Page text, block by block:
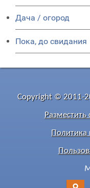
Дача / огород
Пока, до свидания
Copyright © 2011-
Разместить
Политика